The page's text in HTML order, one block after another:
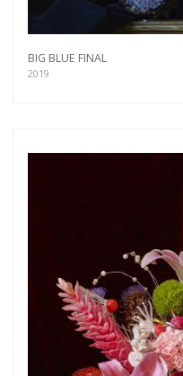
BIG BLUE FINAL
2019